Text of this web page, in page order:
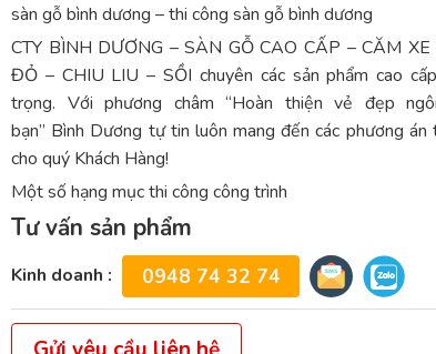
sàn gỗ bình dương – thi công sàn gỗ bình dương
CTY BÌNH DƯƠNG – SÀN GỖ CAO CẤP – CĂM XE
ĐỎ – CHIU LIU – SỒI chuyên các sản phẩm cao
trọng. Với phương châm “Hoàn thiện vẻ đẹp
bạn” Bình Dương tự tin luôn mang đến các phương án
cho quý Khách Hàng!
Một số hạng mục thi công công trình
Tư vấn sản phẩm
Kinh doanh : 0948 74 32 74